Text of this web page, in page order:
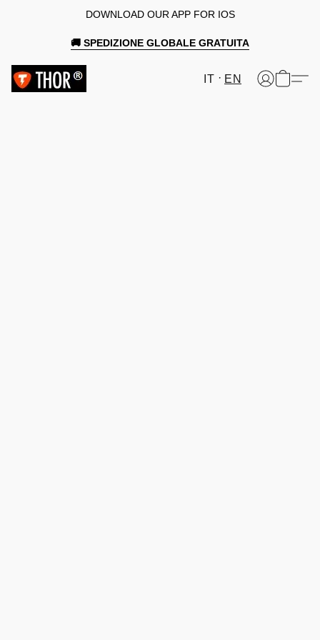
DOWNLOAD OUR APP FOR IOS
🚚 SPEDIZIONE GLOBALE GRATUITA
IT EN